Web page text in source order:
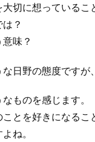
切に想っているこ
？
味？
日野の態度ですが
ものを感じます。
とを好きになる
ね。